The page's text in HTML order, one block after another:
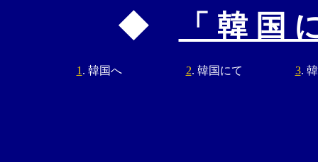
◆ 「 韓 国
1 . 韓国へ 2. 韓国にて 3.